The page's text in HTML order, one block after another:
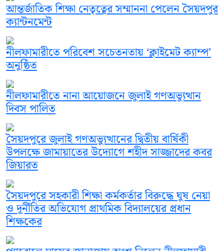
আন্তর্জাতিক শিক্ষা নেতৃত্বের সম্মাননা পেলেন সৈয়দপুর
ক্যান্টনমেন্ট
নীলফামারীতে পরিবেশ সচেতনতায় ‘ক্লাইমেট ক্যাম্প’
অনুষ্ঠিত
নীলফামারীতে নানা আয়োজনে জুলাই গণঅভ্যুত্থান
দিবস পালিত
সৈয়দপুরে জুলাই গণঅভ্যুত্থানের দ্বিতীয় বার্ষিকী
উপলক্ষে জামায়াতের উদ্যোগে শহীদ সাজ্জাদের কবর
জিয়ারত
সৈয়দপুরে সহকারী শিক্ষা কর্মকর্তার বিরুদ্ধে ঘুষ নেয়া
ও দূর্নীতির অভিযোগ প্রাথমিক বিদ্যালয়ের প্রধান
শিক্ষকের